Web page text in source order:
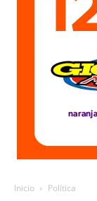
Inicio Política